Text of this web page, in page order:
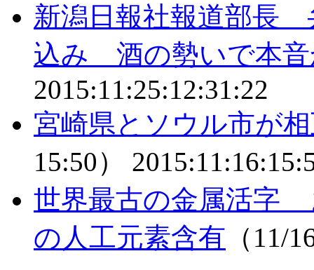
新潟日報社報道部長
込み 酒の勢いで本
2015:11:25:12:31:22
宮崎県とソウル市が
15:50）
世界最古の金属活
の人工元素含有 （11/